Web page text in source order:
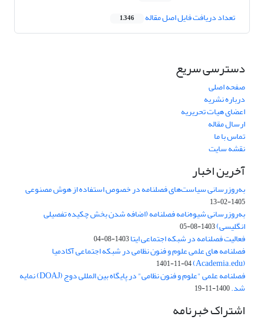
تعداد دریافت فایل اصل مقاله 1,346
دسترسی سریع
صفحه اصلی
درباره نشریه
اعضای هیات تحریریه
ارسال مقاله
تماس با ما
نقشه سایت
آخرین اخبار
به‌روزرسانی سیاست‌های فصلنامه در خصوص استفاده از هوش مصنوعی
1405-02-13
به‌روزرسانی شیوه‌نامه فصلنامه (اضافه شدن بخش چکیده تفصیلی
انگلیسی)1403-08-05
فعالیت فصلنامه در شبکه اجتماعی ایتا1403-08-04
فصلنامه های علمی علوم و فنون نظامی در شبکه اجتماعی آکادمیا
(Academia.edu)
1401-11-04
فصلنامه علمی "علوم و فنون نظامی" در پایگاه بین المللی دوج (DOAJ) نمایه
شد.1400-11-19
اشتراک خبرنامه